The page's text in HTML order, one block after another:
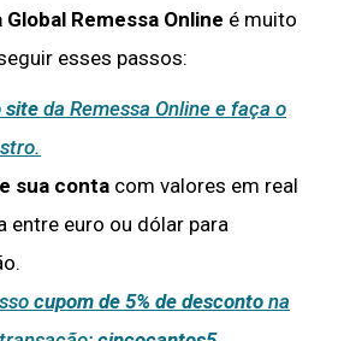
Global Remessa Online é muito
esses passos:
siteda Remessa Online e faça o
sua conta com valores em real
entre euro ou dólar para
cupom de 5% de desconto na